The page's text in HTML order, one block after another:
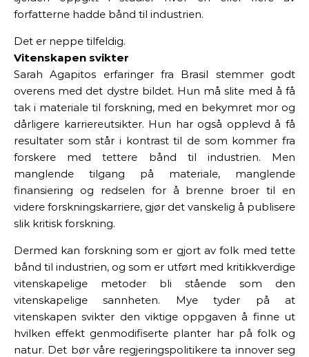
forfatterne hadde bånd til industrien.
Det er neppe tilfeldig.
Vitenskapen svikter
Sarah Agapitos erfaringer fra Brasil stemmer godt
overens med det dystre bildet. Hun må slite med å få
tak i materiale til forskning, med en bekymret mor og
dårligere karriereutsikter. Hun har også opplevd å få
resultater som står i kontrast til de som kommer fra
forskere med tettere bånd til industrien. Men
manglende tilgang på materiale, manglende
finansiering og redselen for å brenne broer til en
videre forskningskarriere, gjør det vanskelig å publisere
slik kritisk forskning.
Dermed kan forskning som er gjort av folk med tette
bånd til industrien, og som er utført med kritikkverdige
vitenskapelige metoder bli stående som den
vitenskapelige sannheten. Mye tyder på at
vitenskapen svikter den viktige oppgaven å finne ut
hvilken effekt genmodifiserte planter har på folk og
natur. Det bør våre regjeringspolitikere ta innover seg